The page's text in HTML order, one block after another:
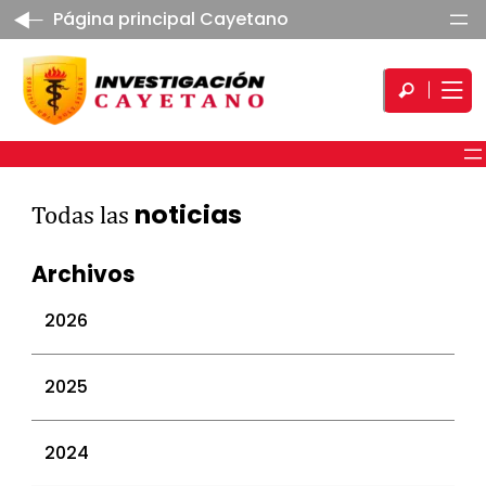
Página principal Cayetano
Todas las noticias
Archivos
2026
julio 2026
mayo 2026
2025
diciembre 2025
2024